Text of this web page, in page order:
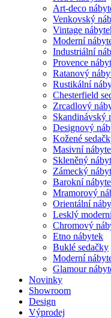
Art-deco
Venkovský
Vintage
Moderní
Industriální
Provence
Ratanový
Rustikální
Chesterfield
Zrcadlový
Skandinávský
Designový
Kožené
Masivní
Skleněný
Zámecký
Barokní
Mramorový
Orientální
Lesklý
Chromový
Etno nábytek
Buklé sedačky
Moderní
Glamour
Novinky
Showroom
Design
Výprodej